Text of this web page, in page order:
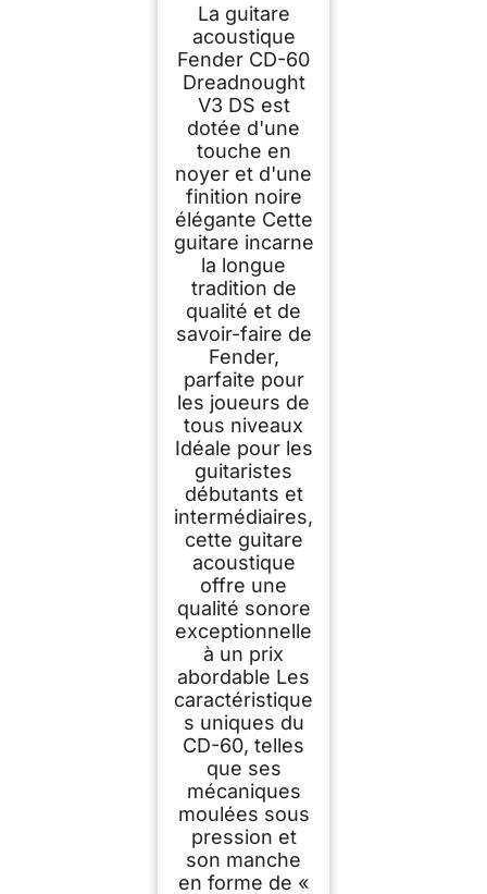
Touche en Noyer,
Noir, Idéale pour les
Guitaristes
Débutants et
Intermédiaires,
Incluant des Cours
Virtuels Gratuits sur
Fender Play
La guitare
acoustique
Fender CD-60
Dreadnought
V3 DS est
dotée d'une
touche en
noyer et d'une
finition noire
élégante Cette
guitare incarne
la longue
tradition de
qualité et de
savoir-faire de
Fender,
parfaite pour
les joueurs de
tous niveaux
Idéale pour les
guitaristes
débutants et
intermédiaires,
cette guitare
acoustique
offre une
qualité sonore
exceptionnelle
à un prix
abordable Les
caractéristique
s uniques du
CD-60, telles
que ses
mécaniques
moulées sous
pression et
son manche
en forme de «